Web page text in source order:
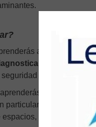
a analizar los
posibles
y confortabilidad.
a aplicar las
particular, cumpliendo
maquinaria,